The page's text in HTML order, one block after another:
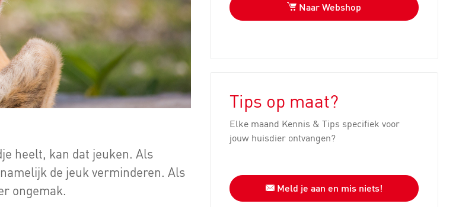
heelt, kan dat jeuken. Als
de jeuk verminderen. Als
ongemak.
Naar Webshop
Tips op maat?
Elke maand Kennis & Tips specifiek voor
jouw huisdier ontvangen?
Meld je aan en mis niets!